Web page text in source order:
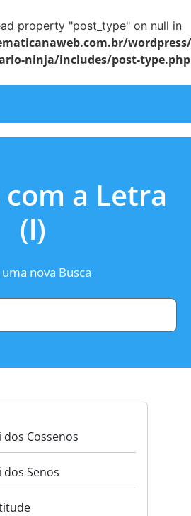
property "post_type" on null in
ninja/includes/post-type.php
a Letra
(l)
uma nova Busca
dos Cossenos
dos Senos